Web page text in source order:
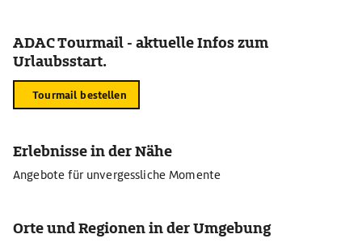
ADAC Tourmail - aktuelle Infos zum
Urlaubsstart.
Tourmail bestellen
Erlebnisse in der Nähe
Angebote für unvergessliche Momente
Orte und Regionen in der Umgebung